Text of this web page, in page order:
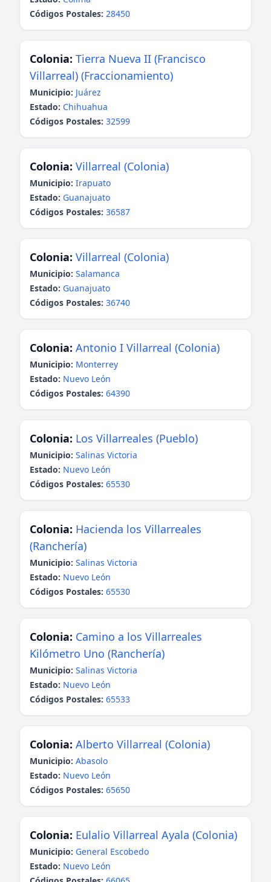
Códigos Postales: 28450
Colonia: Tierra Nueva II (Francisco
Villarreal) (Fraccionamiento)
Municipio: Juárez
Estado: Chihuahua
Códigos Postales: 32599
Colonia: Villarreal (Colonia)
Municipio: Irapuato
Estado: Guanajuato
Códigos Postales: 36587
Colonia: Villarreal (Colonia)
Municipio: Salamanca
Estado: Guanajuato
Códigos Postales: 36740
Colonia: Antonio I Villarreal (Colonia)
Municipio: Monterrey
Estado: Nuevo León
Códigos Postales: 64390
Colonia: Los Villarreales (Pueblo)
Municipio: Salinas Victoria
Estado: Nuevo León
Códigos Postales: 65530
Colonia: Hacienda los Villarreales
(Ranchería)
Municipio: Salinas Victoria
Estado: Nuevo León
Códigos Postales: 65530
Colonia: Camino a los Villarreales
Kilómetro Uno (Ranchería)
Municipio: Salinas Victoria
Estado: Nuevo León
Códigos Postales: 65533
Colonia: Alberto Villarreal (Colonia)
Municipio: Abasolo
Estado: Nuevo León
Códigos Postales: 65650
Colonia: Eulalio Villarreal Ayala (Colonia)
Municipio: General Escobedo
Estado: Nuevo León